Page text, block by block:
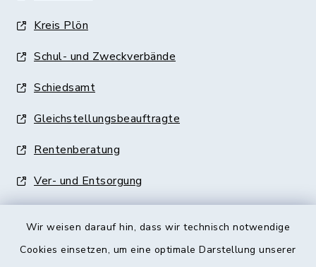
Wir weisen darauf hin, dass wir technisch notwendige
Cookies einsetzen, um eine optimale Darstellung unserer
Kreis Plön
Schul- und Zweckverbände
Schiedsamt
Gleichstellungsbeauftragte
Rentenberatung
Ver- und Entsorgung